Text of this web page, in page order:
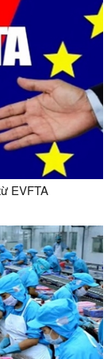
EVFTA